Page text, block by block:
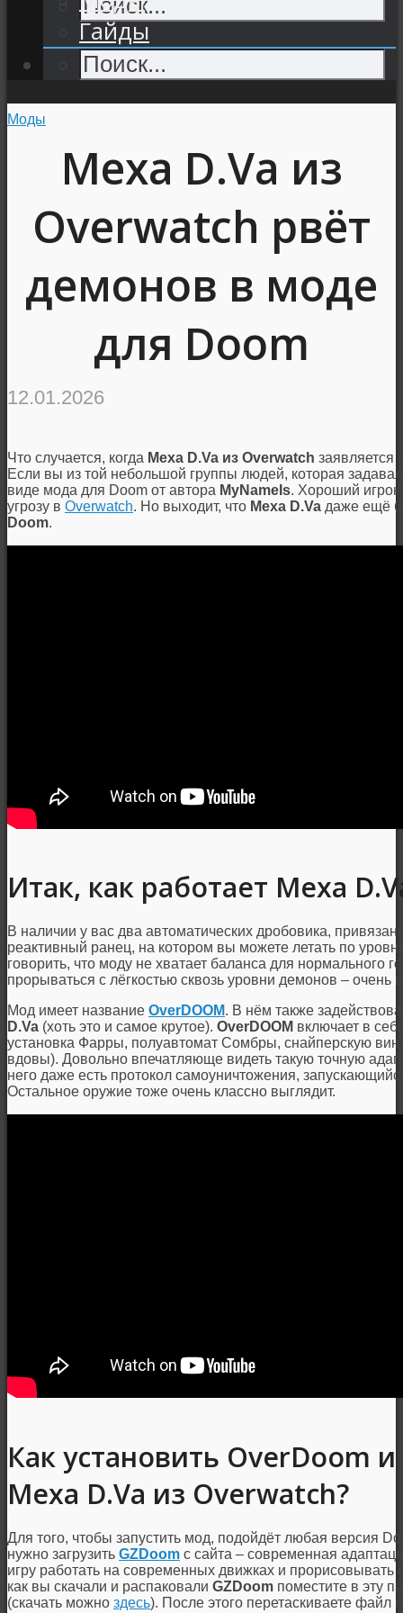
Гайды
Моды
Меха D.Va из
Overwatch рвёт
демонов в моде
для Doom
12.01.2026
Что случается, когда Меха D.Va из Overwatch заявляется
Если вы из той небольшой группы людей, которая
виде мода для Doom от автора MyNameIs. Хороший
угрозу в Overwatch. Но выходит, что Меха D.Va даже ещё
Doom.
Итак, как работает Меха
В наличии у вас два автоматических дробовика,
реактивный ранец, на котором вы можете летать по
говорить, что моду не хватает баланса для нормального
прорываться с лёгкостью сквозь уровни демонов – очень
Мод имеет название OverDOOM. В нём также
D.Va (хоть это и самое крутое). OverDOOM включает в
установка Фарры, полуавтомат Сомбры, снайперскую
вдовы). Довольно впечатляюще видеть такую точную
него даже есть протокол самоуничтожения,
Остальное оружие тоже очень классно выглядит.
Как установить OverDoom
Меха D.Va из Overwatch?
Для того, чтобы запустить мод, подойдёт любая версия
нужно загрузить GZDoom с сайта – современная
игру работать на современных движках и прорисовывать
как вы скачали и распаковали GZDoom поместите в эту
(скачать можно здесь). После этого перетаскиваете файл